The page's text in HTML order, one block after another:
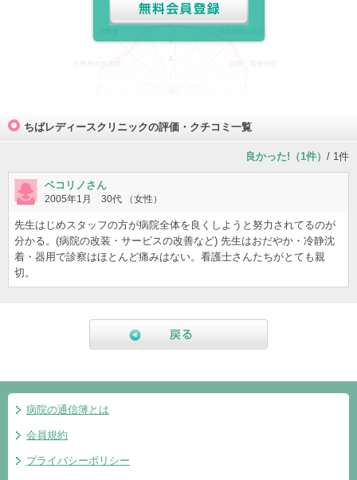
ちばレディースクリニックの評価・クチコミ一覧
良かった!（1件） / 1件
ベコリノさん
2005年1月 30代 （女性）
先生はじめスタッフの方が病院全体を良くしようと努力されてるのが
分かる。(病院の改装・サービスの改善など) 先生はおだやか・冷静沈
着・器用で診察はほとんど痛みはない。看護士さんたちがとても親
切。
病院の通信簿とは
会員規約
プライバシーポリシー